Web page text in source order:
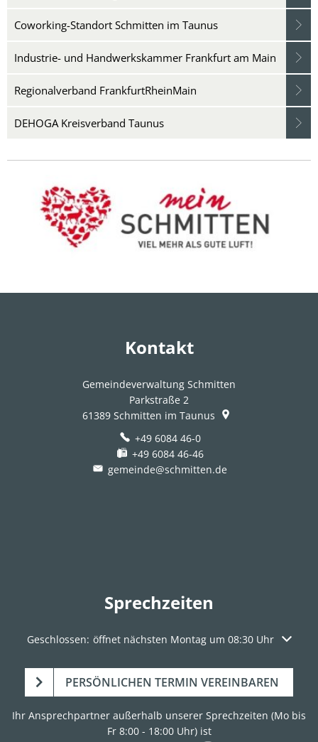
Coworking-Standort Schmitten im Taunus
Industrie- und Handwerkskammer Frankfurt am Main
Regionalverband FrankfurtRheinMain
DEHOGA Kreisverband Taunus
Kontakt
Gemeindeverwaltung Schmitten
Parkstraße 2
61389 Schmitten im Taunus
+49 6084 46-0
+49 6084 46-46
gemeinde@schmitten.de
Sprechzeiten
Klicken, um weitere Öffnungs- oder Schließzeiten
Geschlossen: öffnet nächsten Montag um 08:30 Uhr
PERSÖNLICHEN TERMIN VEREINBAREN
Ihr Ansprechpartner außerhalb unserer Sprechzeiten (Mo bis
Fr 8:00 - 18:00 Uhr) ist